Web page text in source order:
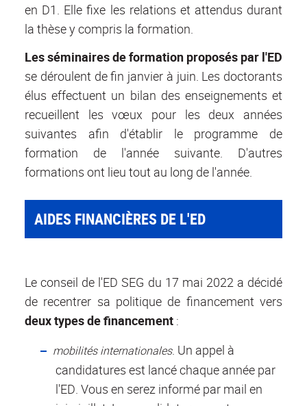
en D1. Elle fixe les relations et attendus durant
la thèse y compris la formation.
Les séminaires de formation proposés par l'ED
se déroulent de fin janvier à juin. Les doctorants
élus effectuent un bilan des enseignements et
recueillent les vœux pour les deux années
suivantes afin d'établir le programme de
formation de l'année suivante. D'autres
formations ont lieu tout au long de l'année.
AIDES FINANCIÈRES DE L'ED
Le conseil de l'ED SEG du 17 mai 2022 a décidé
de recentrer sa politique de financement vers
deux types de financement :
mobilités internationales. Un appel à
candidatures est lancé chaque année par
l'ED. Vous en serez informé par mail en